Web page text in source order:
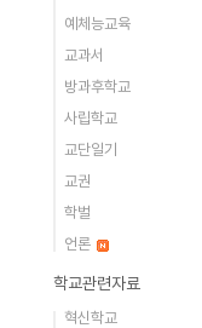
예체능교육
교과서
방과후학교
사립학교
교단일기
교권
학벌
언론
학교관련자료
혁신학교